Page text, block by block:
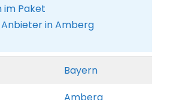
im Paket
in Amberg
Bayern